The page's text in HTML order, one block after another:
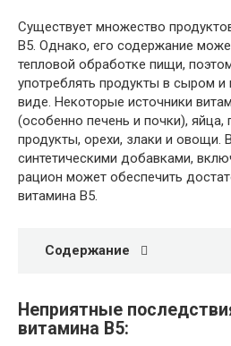
Существует множество
B5. Однако, его содержание
тепловой обработке пищи,
употреблять продукты в сыром
виде. Некоторые источники
(особенно печень и почки),
продукты, орехи, злаки и овощи.
синтетическими добавками,
рацион может обеспечить
витамина B5.
Содержание
Неприятные
витамина B5: